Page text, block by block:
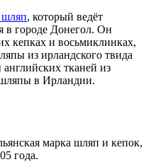
шляп, который ведёт
в городе Донегол. Он
кепках и восьмиклинках,
из ирландского твида
тканей из
в Ирландии.
марка шляп и кепок,
года.